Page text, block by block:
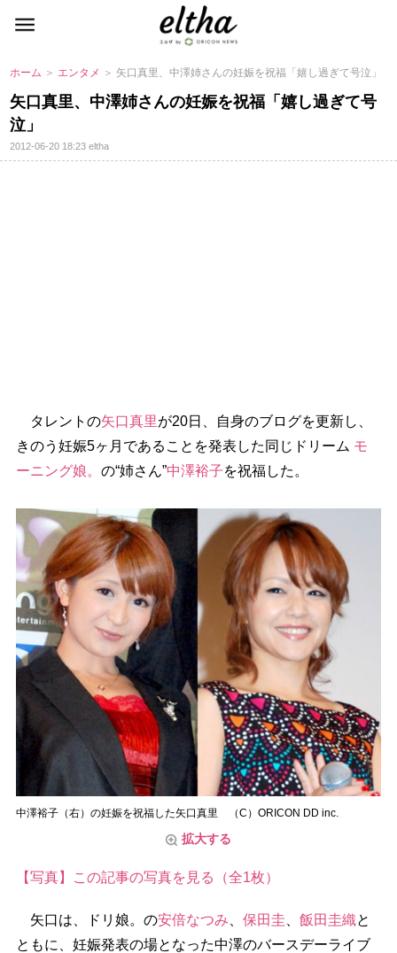
ホーム ＞ エンタメ ＞ 矢口真里、中澤姉さんの妊娠を祝福「嬉し過ぎて号泣」
矢口真里、中澤姉さんの妊娠を祝福「嬉し過ぎて号
泣」
2012-06-20 18:23eltha
タレントの矢口真里が20日、自身のブログを更新し、
きのう妊娠5ヶ月であることを発表した同じドリーム モ
ーニング娘。 の“姉さん”中澤裕子を祝福した。
中澤裕子（右）の妊娠を祝福した矢口真里 （C）ORICON DD inc.
拡大する
【写真】この記事の写真を見る（全1枚）
矢口は、ドリ娘。の安倍なつみ 保田圭 飯田圭織と
ともに、妊娠発表の場となった中澤のバースデーライブ